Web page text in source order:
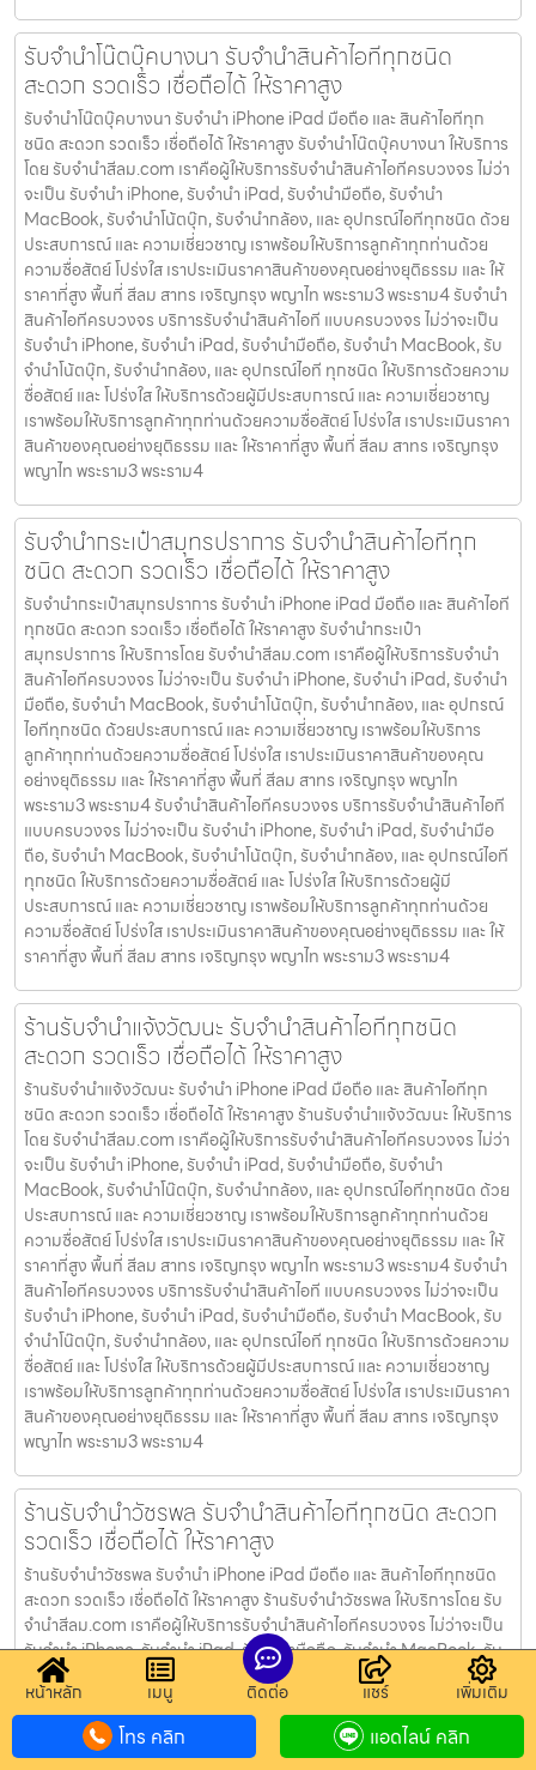
รับจำนำโน๊ตบุ๊คบางนา รับจำนำสินค้าไอทีทุกชนิด
สะดวก รวดเร็ว เชื่อถือได้ ให้ราคาสูง
รับจำนำโน๊ตบุ๊คบางนา รับจำนำ iPhone iPad มือถือ และ สินค้าไอทีทุก
ชนิด สะดวก รวดเร็ว เชื่อถือได้ ให้ราคาสูง รับจำนำโน๊ตบุ๊คบางนา ให้บริการ
โดย รับจํานําสีลม.com เราคือผู้ให้บริการรับจำนำสินค้าไอทีครบวงจร ไม่ว่า
จะเป็น รับจำนำ iPhone, รับจำนำ iPad, รับจำนำมือถือ, รับจำนำ
MacBook, รับจำนำโน้ตบุ๊ก, รับจำนำกล้อง, และ อุปกรณ์ไอทีทุกชนิด ด้วย
ประสบการณ์ และ ความเชี่ยวชาญ เราพร้อมให้บริการลูกค้าทุกท่านด้วย
ความซื่อสัตย์ โปร่งใส เราประเมินราคาสินค้าของคุณอย่างยุติธรรม และ ให้
ราคาที่สูง พื้นที่ สีลม สาทร เจริญกรุง พญาไท พระราม3 พระราม4 รับจำนำ
สินค้าไอทีครบวงจร บริการรับจำนำสินค้าไอที แบบครบวงจร ไม่ว่าจะเป็น
รับจำนำ iPhone, รับจำนำ iPad, รับจำนำมือถือ, รับจำนำ MacBook, รับ
จำนำโน้ตบุ๊ก, รับจำนำกล้อง, และ อุปกรณ์ไอที ทุกชนิด ให้บริการด้วยความ
ซื่อสัตย์ และ โปร่งใส ให้บริการด้วยผู้มีประสบการณ์ และ ความเชี่ยวชาญ
เราพร้อมให้บริการลูกค้าทุกท่านด้วยความซื่อสัตย์ โปร่งใส เราประเมินราคา
สินค้าของคุณอย่างยุติธรรม และ ให้ราคาที่สูง พื้นที่ สีลม สาทร เจริญกรุง
พญาไท พระราม3 พระราม4
รับจำนำกระเป๋าสมุทรปราการ รับจำนำสินค้าไอทีทุก
ชนิด สะดวก รวดเร็ว เชื่อถือได้ ให้ราคาสูง
รับจำนำกระเป๋าสมุทรปราการ รับจำนำ iPhone iPad มือถือ และ สินค้าไอที
ทุกชนิด สะดวก รวดเร็ว เชื่อถือได้ ให้ราคาสูง รับจำนำกระเป๋า
สมุทรปราการ ให้บริการโดย รับจํานําสีลม.com เราคือผู้ให้บริการรับจำนำ
สินค้าไอทีครบวงจร ไม่ว่าจะเป็น รับจำนำ iPhone, รับจำนำ iPad, รับจำนำ
มือถือ, รับจำนำ MacBook, รับจำนำโน้ตบุ๊ก, รับจำนำกล้อง, และ อุปกรณ์
ไอทีทุกชนิด ด้วยประสบการณ์ และ ความเชี่ยวชาญ เราพร้อมให้บริการ
ลูกค้าทุกท่านด้วยความซื่อสัตย์ โปร่งใส เราประเมินราคาสินค้าของคุณ
อย่างยุติธรรม และ ให้ราคาที่สูง พื้นที่ สีลม สาทร เจริญกรุง พญาไท
พระราม3 พระราม4 รับจำนำสินค้าไอทีครบวงจร บริการรับจำนำสินค้าไอที
แบบครบวงจร ไม่ว่าจะเป็น รับจำนำ iPhone, รับจำนำ iPad, รับจำนำมือ
ถือ, รับจำนำ MacBook, รับจำนำโน้ตบุ๊ก, รับจำนำกล้อง, และ อุปกรณ์ไอที
ทุกชนิด ให้บริการด้วยความซื่อสัตย์ และ โปร่งใส ให้บริการด้วยผู้มี
ประสบการณ์ และ ความเชี่ยวชาญ เราพร้อมให้บริการลูกค้าทุกท่านด้วย
ความซื่อสัตย์ โปร่งใส เราประเมินราคาสินค้าของคุณอย่างยุติธรรม และ ให้
ราคาที่สูง พื้นที่ สีลม สาทร เจริญกรุง พญาไท พระราม3 พระราม4
ร้านรับจำนำแจ้งวัฒนะ รับจำนำสินค้าไอทีทุกชนิด
สะดวก รวดเร็ว เชื่อถือได้ ให้ราคาสูง
ร้านรับจำนำแจ้งวัฒนะ รับจำนำ iPhone iPad มือถือ และ สินค้าไอทีทุก
ชนิด สะดวก รวดเร็ว เชื่อถือได้ ให้ราคาสูง ร้านรับจำนำแจ้งวัฒนะ ให้บริการ
โดย รับจํานําสีลม.com เราคือผู้ให้บริการรับจำนำสินค้าไอทีครบวงจร ไม่ว่า
จะเป็น รับจำนำ iPhone, รับจำนำ iPad, รับจำนำมือถือ, รับจำนำ
MacBook, รับจำนำโน๊ตบุ๊ก, รับจำนำกล้อง, และ อุปกรณ์ไอทีทุกชนิด ด้วย
ประสบการณ์ และ ความเชี่ยวชาญ เราพร้อมให้บริการลูกค้าทุกท่านด้วย
ความซื่อสัตย์ โปร่งใส เราประเมินราคาสินค้าของคุณอย่างยุติธรรม และ ให้
ราคาที่สูง พื้นที่ สีลม สาทร เจริญกรุง พญาไท พระราม3 พระราม4 รับจำนำ
สินค้าไอทีครบวงจร บริการรับจำนำสินค้าไอที แบบครบวงจร ไม่ว่าจะเป็น
รับจำนำ iPhone, รับจำนำ iPad, รับจำนำมือถือ, รับจำนำ MacBook, รับ
จำนำโน๊ตบุ๊ก, รับจำนำกล้อง, และ อุปกรณ์ไอที ทุกชนิด ให้บริการด้วยความ
ซื่อสัตย์ และ โปร่งใส ให้บริการด้วยผู้มีประสบการณ์ และ ความเชี่ยวชาญ
เราพร้อมให้บริการลูกค้าทุกท่านด้วยความซื่อสัตย์ โปร่งใส เราประเมินราคา
สินค้าของคุณอย่างยุติธรรม และ ให้ราคาที่สูง พื้นที่ สีลม สาทร เจริญกรุง
พญาไท พระราม3 พระราม4
ร้านรับจำนำวัชรพล รับจำนำสินค้าไอทีทุกชนิด สะดวก
รวดเร็ว เชื่อถือได้ ให้ราคาสูง
ร้านรับจำนำวัชรพล รับจำนำ iPhone iPad มือถือ และ สินค้าไอทีทุกชนิด
สะดวก รวดเร็ว เชื่อถือได้ ให้ราคาสูง ร้านรับจำนำวัชรพล ให้บริการโดย รับ
จํานําสีลม.com เราคือผู้ให้บริการรับจำนำสินค้าไอทีครบวงจร ไม่ว่าจะเป็น
รับจำนำ iPhone, รับจำนำ iPad, รับจำนำมือถือ, รับจำนำ MacBook, รับ
จำนำโน๊ตบุ๊ก, รับจำนำกล้อง, และ อุปกรณ์ไอทีทุกชนิด ด้วยประสบการณ์
และ ความเชี่ยวชาญ เราพร้อมให้บริการลูกค้าทุกท่านด้วยความซื่อสัตย์
โปร่งใส เราประเมินราคาสินค้าของคุณอย่างยุติธรรม และ ให้ราคาที่สูง พื้นที่
สีลม สาทร เจริญกรุง พญาไท พระราม3 พระราม4 รับจำนำสินค้าไอทีครบ
หน้าหลัก เมนู ติดต่อ แชร์ เพิ่มเติม
โทร คลิก แอดไลน์ คลิก